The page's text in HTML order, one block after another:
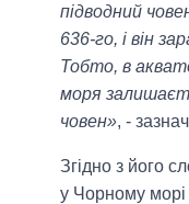
підводний
636-го, і він
Тобто, в
моря
човен», -
Згідно з його
у Чорному